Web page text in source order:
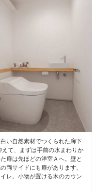
い自然素材でつくられた廊下
て、まずは手前の水まわりか
扉は先ほどの洋室Ａへ。壁と
両サイドにも扉があります。
レ。小物が置ける木のカウン